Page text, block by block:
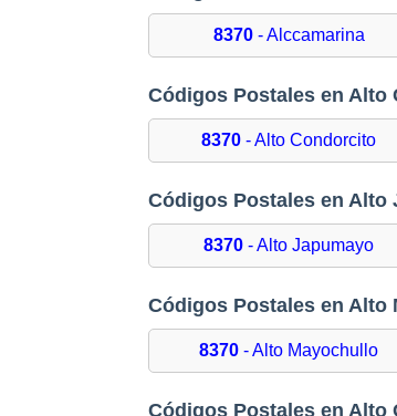
8370- Alccamarina
Códigos Postales en Alto
8370 - Alto Condorcito
Códigos Postales en Alto
8370 - Alto Japumayo
Códigos Postales en Alto
8370 - Alto Mayochullo
Códigos Postales en Alto